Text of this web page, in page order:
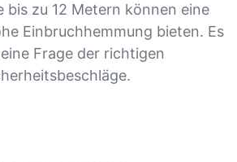
bis zu 12 Metern können eine
Einbruchhemmung bieten. Es
Frage der richtigen